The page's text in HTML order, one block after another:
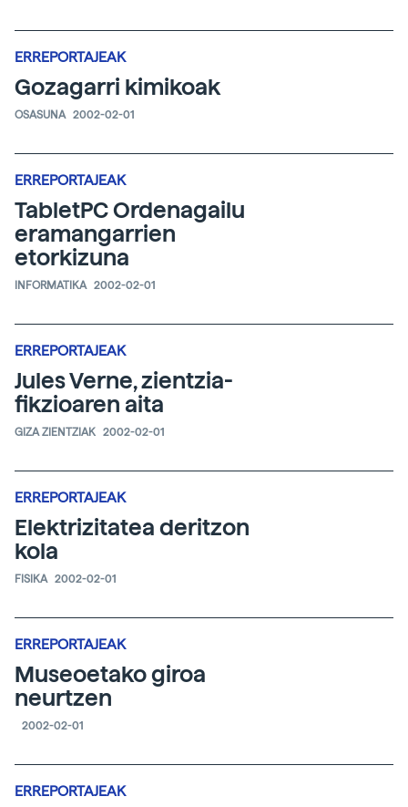
ERREPORTAJEAK
Gozagarri kimikoak
OSASUNA 2002-02-01
ERREPORTAJEAK
TabletPC Ordenagailu
eramangarrien
etorkizuna
INFORMATIKA 2002-02-01
ERREPORTAJEAK
Jules Verne, zientzia-
fikzioaren aita
GIZA ZIENTZIAK 2002-02-01
ERREPORTAJEAK
Elektrizitatea deritzon
kola
FISIKA 2002-02-01
ERREPORTAJEAK
Museoetako giroa
neurtzen
2002-02-01
ERREPORTAJEAK